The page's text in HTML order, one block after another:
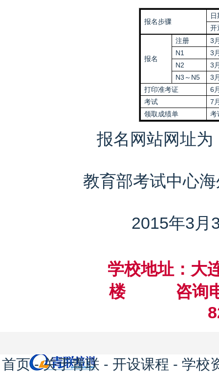
报名步骤
开
报名
注册
3
N1
3
N2
3
N3～N5
3
打印准考证
6
考试
7
领取成绩单
考
报名网站网址
教育部考试中心
2015年3月3
学校地址：大
楼 咨询电
首页 -关于青联 - 开设课程 - 学校